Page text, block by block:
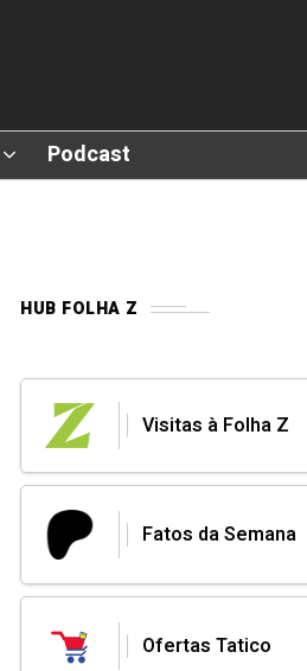
Podcast
HUB FOLHA Z
Visitas à Folha Z
Fatos da Semana
Ofertas Tatico